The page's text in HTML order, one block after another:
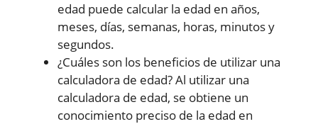
edad puede calcular la edad en años,
meses, días, semanas, horas, minutos y
segundos.
¿Cuáles son los beneficios de utilizar una
calculadora de edad? Al utilizar una
calculadora de edad, se obtiene un
conocimiento preciso de la edad en